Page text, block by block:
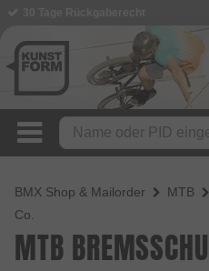
BMX Shop & Mailorder MTB
Co.
MTB